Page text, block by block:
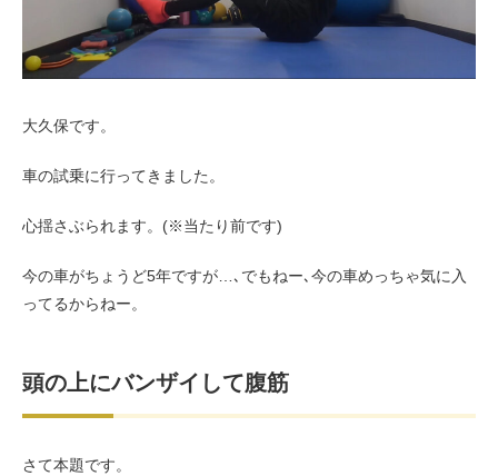
お客様の声（男性）
大久保です。
車の試乗に行ってきました。
心揺さぶられます。(※当たり前です)
今の車がちょうど5年ですが…､でもねー､今の車めっちゃ気に入
ってるからねー。
頭の上にバンザイして腹筋
さて本題です。